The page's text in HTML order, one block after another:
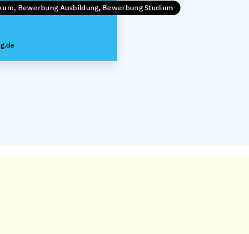
Bewerbung Ausbildung, Bewerbung Studium